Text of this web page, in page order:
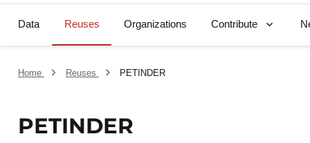
Data Reuses Organizations Contribute
Home Reuses PETINDER
PETINDER